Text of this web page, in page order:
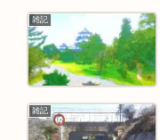
雑記
雑記